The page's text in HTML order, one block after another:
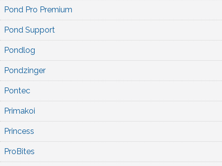
Pond Pro Premium
Pond Support
Pondlog
Pondzinger
Pontec
Primakoi
Princess
ProBites